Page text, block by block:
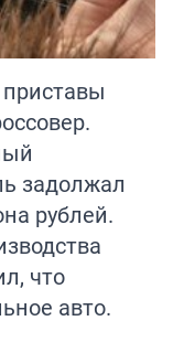
задолжал
рублей.
что
авто.